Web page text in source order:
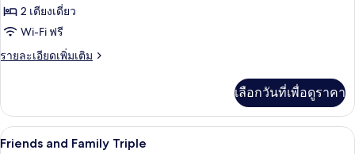
ห้อง
ซู
พี
2 เตียงเดี่ยว
Wi-Fi ฟรี
รายละเอียดเพิ่มเติม
ราย
เกี่ยว
กับ
ห้อง
เลือกวันที่เพื่อดูราคา
เปิด
Friends and Family Triple | ตู้นิรภัยใ
5
Friends and Family Triple